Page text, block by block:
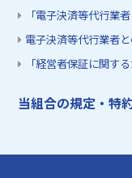
「電子決済等代行業
電子決済等代行業者
「経営者保証に関す
当組合の規定・特